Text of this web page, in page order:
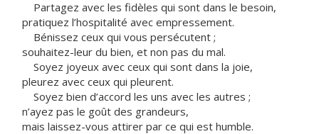
Partagez avec les fidèles qui sont dans le besoin,
pratiquez l’hospitalité avec empressement.
Bénissez ceux qui vous persécutent ;
souhaitez-leur du bien, et non pas du mal.
Soyez joyeux avec ceux qui sont dans la joie,
pleurez avec ceux qui pleurent.
Soyez bien d’accord les uns avec les autres ;
n’ayez pas le goût des grandeurs,
mais laissez-vous attirer par ce qui est humble.